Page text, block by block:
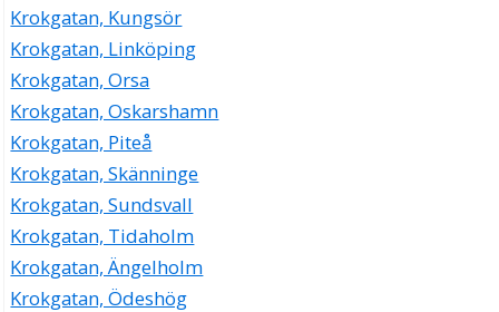
Krokgatan, Kungsör
Krokgatan, Linköping
Krokgatan, Orsa
Krokgatan, Oskarshamn
Krokgatan, Piteå
Krokgatan, Skänninge
Krokgatan, Sundsvall
Krokgatan, Tidaholm
Krokgatan, Ängelholm
Krokgatan, Ödeshög